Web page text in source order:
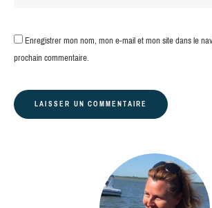
Enregistrer mon nom, mon e-mail et mon site dans le
prochain commentaire.